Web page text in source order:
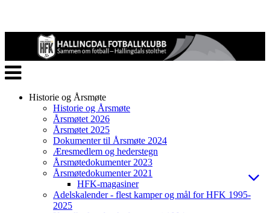
Veksle
navigasjon
Historie og Årsmøte
Historie og Årsmøte
Årsmøtet 2026
Årsmøtet 2025
Dokumenter til Årsmøte 2024
Æresmedlem og hederstegn
Årsmøtedokumenter 2023
Årsmøtedokumenter 2021
HFK-magasiner
Adelskalender - flest kamper og mål for HFK 1995-
2025